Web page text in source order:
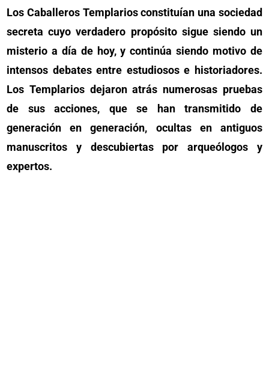
Los Caballeros Templarios constituían una sociedad
secreta cuyo verdadero propósito sigue siendo un
misterio a día de hoy, y continúa siendo motivo de
intensos debates entre estudiosos e historiadores.
Los Templarios dejaron atrás numerosas pruebas
de sus acciones, que se han transmitido de
generación en generación, ocultas en antiguos
manuscritos y descubiertas por arqueólogos y
expertos.